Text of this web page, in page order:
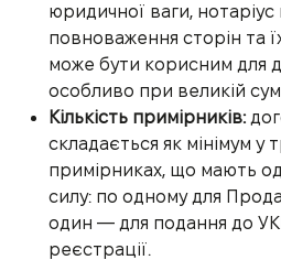
юридичної ваги, нотаріус
повноваження сторін та
може бути корисним для
особливо при великій
Кількість примірників:
складається як мінімум у
примірниках, що мають
силу: по одному для
один — для подання до
реєстрації.